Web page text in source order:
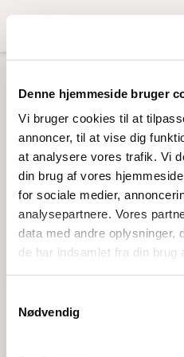
Denne hjemmeside bruger
Vi bruger cookies til at
annoncer, til at vise dig
at analysere vores trafik. Vi
din brug af vores
for sociale medier,
analysepartnere. Vores
data med andre oplysninger,
de har indsamlet fra din brug
Nødvendig
NY